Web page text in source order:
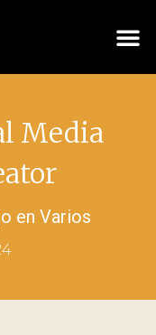
Media
en Varios